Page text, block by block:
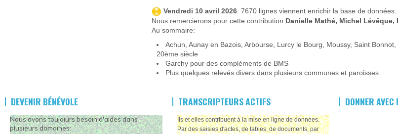
Vendredi 10 avril 2026: 7670 lignes viennent enrichir la base de données.
Nous remercierons pour cette contribution Danielle Mathé, Michel
Au sommaire:
Achun, Aunay en Bazois, Arbourse, Lurcy le Bourg, Moussy, Saint
20ème siècle
Garchy pour des compléments de BMS
Plus quelques relevés divers dans plusieurs communes et paroisses
DEVENIR BÉNÉVOLE
Nous avons toujoiurs besoin d'aides dans
plusieurs domaines:
TRANSCRIPTEURS ACTIFS
Ils et elles contribuent à la mise en ligne de données.
Par des saisies d'actes, de tables, de documents, par
DONNER AVEC